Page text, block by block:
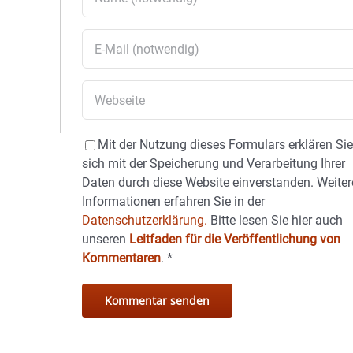
Mit der Nutzung dieses Formulars erklären Sie
sich mit der Speicherung und Verarbeitung Ihrer
Daten durch diese Website einverstanden.
Informationen erfahren Sie in der
Datenschutzerklärung. Bitte lesen Sie hier auch
unseren Leitfaden für die Veröffentlichung von
Kommentaren.*